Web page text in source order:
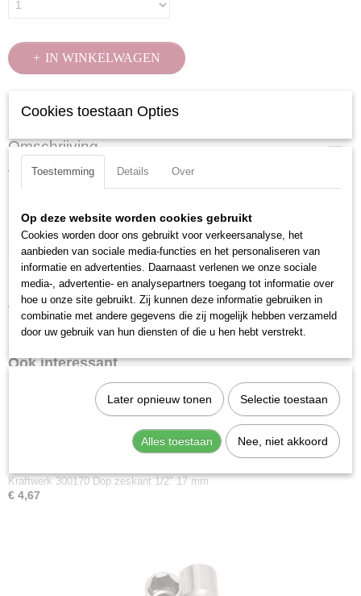
IN WINKELWAGEN
Specificaties
Productcode
300220
EAN code
7612206003902
300220
Omschrijving
Verchroomd en voorzien van gekartelde rand.
Materiaal: Chroom Vanadium
Totale lengte: 38 mm
Maat: 22 mm
Aandrijfgrootte: 1/2 inch
DIN ISO: DIN 3124 / ISO 2725-1
Ook interessant
Kraftwerk 300170 Dop zeskant 1/2" 17 mm
€ 4,67
Cookies toestaan Opties
Toestemming Details Over
Op deze website worden cookies gebruikt
Cookies worden door ons gebruikt voor verkeersanalyse, het
aanbieden van sociale media-functies en het personaliseren van
informatie en advertenties. Daarnaast verlenen we onze sociale
media-, advertentie- en analysepartners toegang tot informatie over
hoe u onze site gebruikt. Zij kunnen deze informatie gebruiken in
combinatie met andere gegevens die zij mogelijk hebben verzameld
door uw gebruik van hun diensten of die u hen hebt verstrekt.
Later opnieuw tonen Selectie toestaan
Alles toestaan Nee, niet akkoord